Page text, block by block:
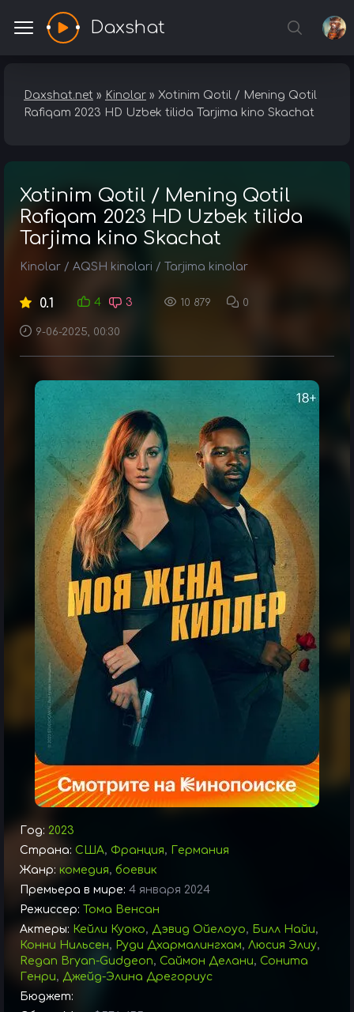
Daxshat
Daxshat.net » Kinolar » Xotinim Qotil / Mening Qotil
Rafiqam 2023 HD Uzbek tilida Tarjima kino Skachat
Xotinim Qotil / Mening Qotil
Rafiqam 2023 HD Uzbek tilida
Tarjima kino Skachat
Kinolar / AQSH kinolari / Tarjima kinolar
0.1 4 3 10 879 0
9-06-2025, 00:30
Год: 2023
Страна: США, Франция, Германия
Жанр: комедия, боевик
Премьера в мире: 4 января 2024
Режиссер: Тома Венсан
Актеры: Кейли Куоко, Дэвид Ойелоуо, Билл Найи,
Конни Нильсен, Руди Дхармалингхам, Люсия Элиу,
Regan Bryan-Gudgeon, Саймон Делани, Сонита
Генри, Джейд-Элина Дрегориус
Бюджет: